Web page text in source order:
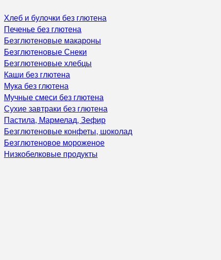
Хлеб и булочки без глютена
Печенье без глютена
Безглютеновые макароны
Безглютеновые Снеки
Безглютеновые хлебцы
Каши без глютена
Мука без глютена
Мучные смеси без глютена
Сухие завтраки без глютена
Пастила, Мармелад, Зефир
Безглютеновые конфеты, шоколад
Безглютеновое мороженое
Низкобелковые продукты